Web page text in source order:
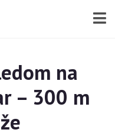
na
– 300 m